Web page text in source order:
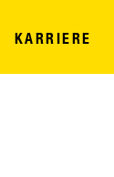
KARRIERE